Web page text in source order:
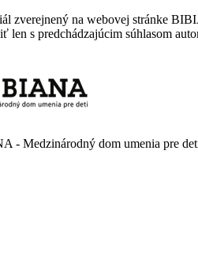
zverejnený na webovej stránke
len s predchádzajúcim súhlasom
- Medzinárodný dom umenia pre